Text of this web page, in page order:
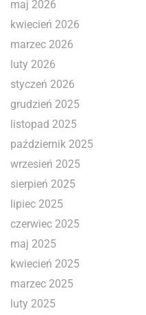
maj 2026
kwiecień 2026
marzec 2026
luty 2026
styczeń 2026
grudzień 2025
listopad 2025
październik 2025
wrzesień 2025
sierpień 2025
lipiec 2025
czerwiec 2025
maj 2025
kwiecień 2025
marzec 2025
luty 2025